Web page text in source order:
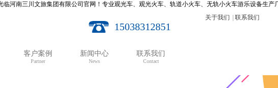
文旅集团有限公司官网！专业观光车、观光火车、轨道小火车、无轨小火车游乐设备生产厂家。24小时
关于我们
联系我们
15038312851
客户案例
Partner
新闻中心
News
联系我们
Contact